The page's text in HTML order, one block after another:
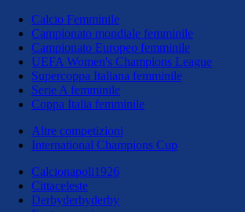
Calcio Femminile
Campionato mondiale femminile
Campionato Europeo femminile
UEFA Women's Champions League
Supercoppa Italiana femminile
Serie A femminile
Coppa Italia femminile
Altre competizioni
International Champions Cup
Calcionapoli1926
Cittaceleste
Derbyderbyderby